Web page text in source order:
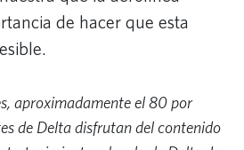
de hacer que esta
aproximadamente el 80 por
de Delta disfrutan del contenido